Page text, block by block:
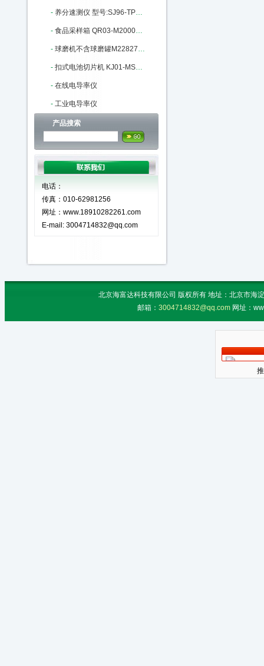
- 养分速测仪 型号:SJ96-TPY-8A库号：M147056
- 食品采样箱 QR03-M200077库号：M200077
- 球磨机不含球磨罐M228278库号：M228278
- 扣式电池切片机 KJ01-MSK-T10：M329628
- 在线电导率仪
- 工业电导率仪
产品搜索
电话：
传真：010-62981256
网址：www.18910282261.com
E-mail: 3004714832@qq.com
北京海富达科技有限公司 版权所有 地址：北京市海
邮箱： 3004714832@qq.com 网址：